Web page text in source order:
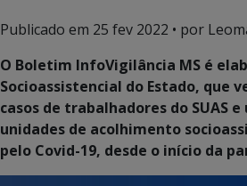
Publicado em 25 fev 2022 • por
O Boletim InfoVigilância MS é
Socioassistencial do Estado, que
casos de trabalhadores do SUAS
unidades de acolhimento
pelo Covid-19, desde o início da